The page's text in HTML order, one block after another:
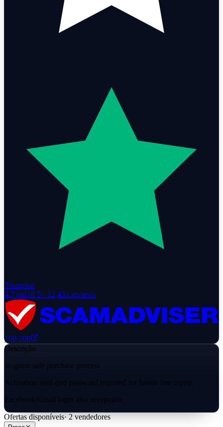
Trustpilot
4.7 out of 5 · 12,431 reviews
100/100
Descrição
In-game safe purchase process
Activation mail qnd passward required for hassle free topup.
Facebook/Email login also acceptable
Ofertas disponíveis· 2 vendedores